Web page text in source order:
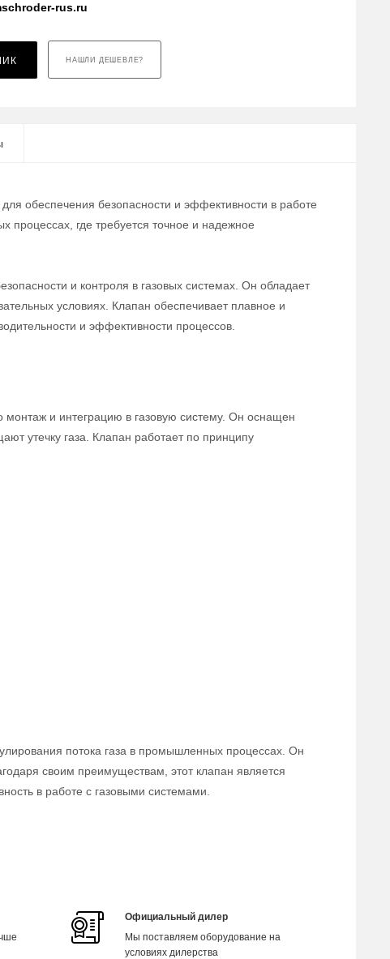
rus.ru
НАШЛИ ДЕШЕВЛЕ?
обеспечения безопасности и эффективности в работе
где требуется точное и надежное
и контроля в газовых системах. Он обладает
условиях. Клапан обеспечивает плавное и
и эффективности процессов.
монтаж и интеграцию в газовую систему. Он оснащен
утечку газа. Клапан работает по принципу
потока газа в промышленных процессах. Он
своим преимуществам, этот клапан является
в работе с газовыми системами.
Официальный дилер
Мы поставляем оборудование на
условиях дилерства